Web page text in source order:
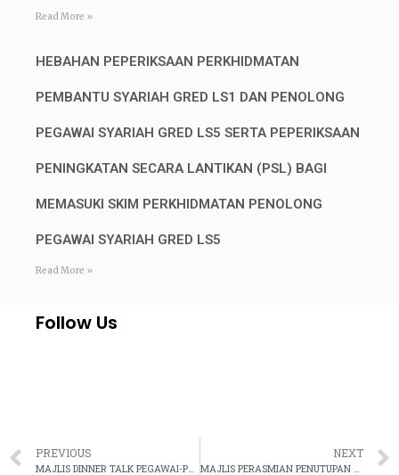
Read More »
HEBAHAN PEPERIKSAAN PERKHIDMATAN
PEMBANTU SYARIAH GRED LS1 DAN PENOLONG
PEGAWAI SYARIAH GRED LS5 SERTA PEPERIKSAAN
PENINGKATAN SECARA LANTIKAN (PSL) BAGI
MEMASUKI SKIM PERKHIDMATAN PENOLONG
PEGAWAI SYARIAH GRED LS5
Read More »
Follow Us
PREVIOUS
MAJLIS DINNER TALK PEGAWAI-PEGAWAI SYARIAH NEGERI TERENGGANU
NEXT
MAJLIS PERASMIAN PENUTUPAN DAN PENGURNIAAN HADIAH MAJLIS TILAWAH & HAFAZAN AL-QURAN PERINGKAT ANTARABANGSA 2023